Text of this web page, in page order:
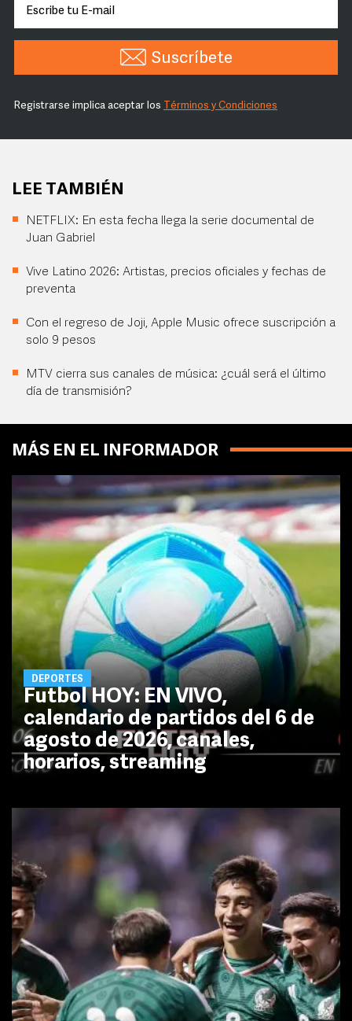
Suscríbete
Registrarse implica aceptar los Términos y Condiciones
LEE TAMBIÉN
NETFLIX: En esta fecha llega la serie documental de
Juan Gabriel
Vive Latino 2026: Artistas, precios oficiales y fechas de
preventa
Con el regreso de Joji, Apple Music ofrece suscripción a
solo 9 pesos
MTV cierra sus canales de música: ¿cuál será el último
día de transmisión?
MÁS EN EL INFORMADOR
DEPORTES
Futbol HOY: EN VIVO,
calendario de partidos del 6 de
agosto de 2026, canales,
horarios, streaming